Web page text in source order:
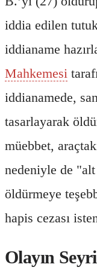
iddia edilen
iddianame
Mahkemesi
iddianamede,
tasarlayarak
müebbet,
nedeniyle de "alt
öldürmeye
hapis cezası
Olayın